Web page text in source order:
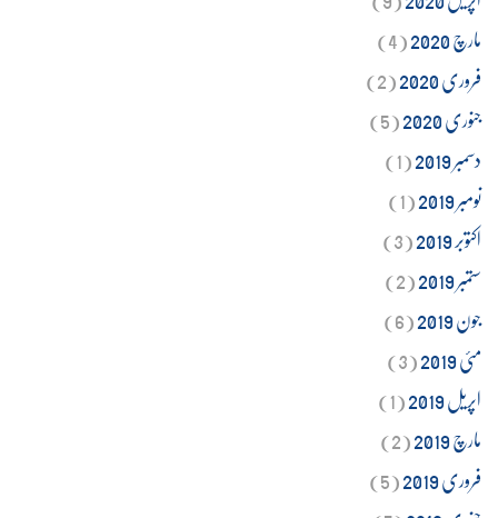
مارچ 2020
(4)
فروری 2020
(2)
جنوری 2020
(5)
دسمبر 2019
(1)
نومبر 2019
(1)
اکتوبر 2019
(3)
ستمبر 2019
(2)
جون 2019
(6)
مئی 2019
(3)
اپریل 2019
(1)
مارچ 2019
(2)
فروری 2019
(5)